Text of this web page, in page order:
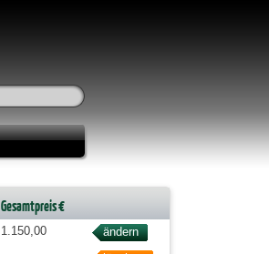
Gesamtpreis €
1.150,00